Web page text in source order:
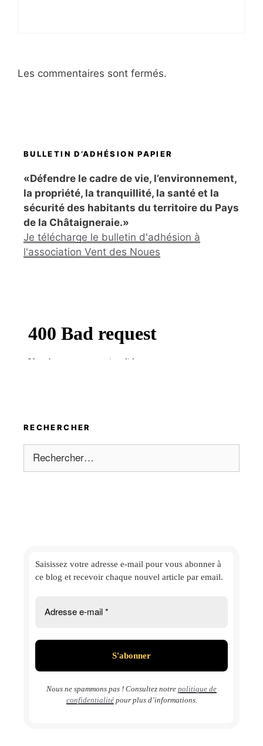
Les commentaires sont fermés.
BULLETIN D’ADHÉSION PAPIER
«Défendre le cadre de vie, l’environnement,
la propriété, la tranquillité, la santé et la
sécurité des habitants du territoire du Pays
de la Châtaigneraie.»
Je télécharge le bulletin d'adhésion à
l'association Vent des Noues
RECHERCHER
Rechercher :
Saisissez votre adresse e-mail pour vous abonner à
ce blog et recevoir chaque nouvel article par email.
Nous ne spammons pas ! Consultez notre politique de
confidentialitépour plus d’informations.